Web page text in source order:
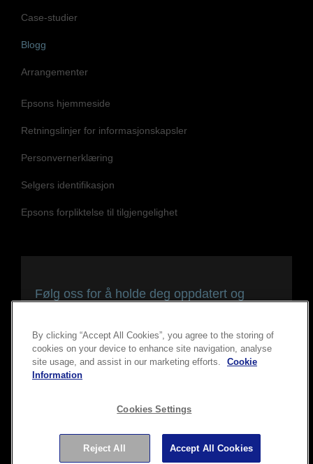
Case-studier
Blogg
Arrangementer
Epsons hjemmeside
Retningslinjer for informasjonskapsler
Personvernerklæring
Selgers identifikasjon
Epsons forpliktelse til tilgjengelighet
Følg oss for å holde deg oppdatert og
By clicking “Accept All Cookies”, you agree to the storing of
cookies on your device to enhance site navigation, analyse
site usage, and assist in our marketing efforts.
Cookie
Information
Cookies Settings
Reject All Accept All Cookies